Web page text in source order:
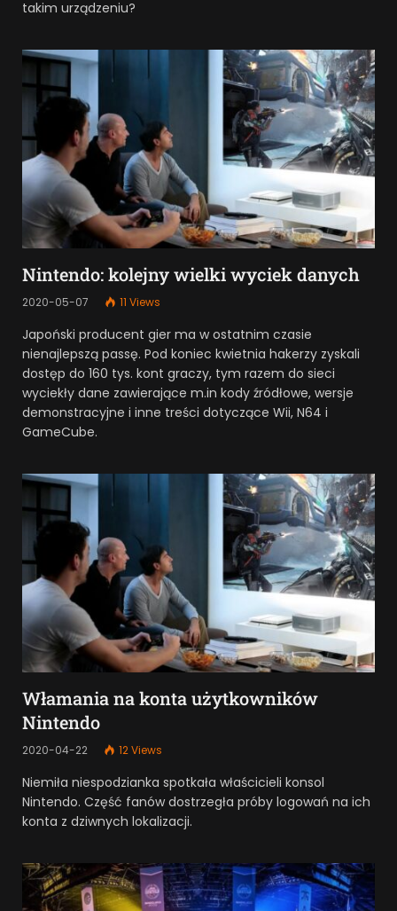
takim urządzeniu?
Nintendo: kolejny wielki wyciek danych
2020-05-07 11 Views
Japoński producent gier ma w ostatnim czasie
nienajlepszą passę. Pod koniec kwietnia hakerzy zyskali
dostęp do 160 tys. kont graczy, tym razem do sieci
wyciekły dane zawierające m.in kody źródłowe, wersje
demonstracyjne i inne treści dotyczące Wii, N64 i
GameCube.
Włamania na konta użytkowników
Nintendo
2020-04-22 12Views
Niemiła niespodzianka spotkała właścicieli konsol
Nintendo. Część fanów dostrzegła próby logowań na ich
konta z dziwnych lokalizacji.